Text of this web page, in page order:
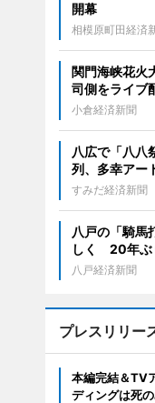
開幕
相模原町田経済
関門海峡花火
司側をライブ
小倉経済新聞
八広で「八
列、多幸アー
すみだ経済新聞
八戸の「騎馬
しく 20年ぶ
八戸経済新聞
プレスリリー
本編完結＆TV
ディングは死